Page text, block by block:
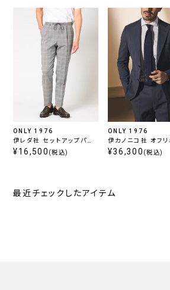
ONLY 1976
伊レダ社 セットアップパン
ツ ライトグレーチェック
¥16,500 (税込)
ONLY 1976
伊カノニコ社 オフリ
セットアップジャケ
¥36,300 (税込)
最近チェックしたアイテム